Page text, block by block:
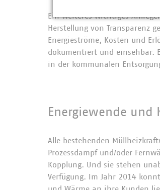
Ein weiteres wichtiges
Herstellung von Transparenz
Energieströme, Kosten und
dokumentiert und einsehbar.
in der kommunalen
Energiewende und
Alle bestehenden
Prozessdampf und/oder
Kopplung. Und sie stehen
Verfügung. Im Jahr 2014